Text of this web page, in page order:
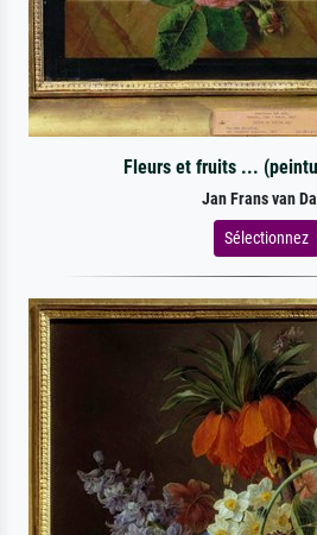
Fleurs et fruits ...
Jan Frans van
Sélectionnez